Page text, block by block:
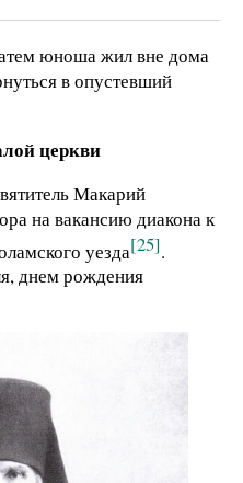
юноша жил вне дома
в опустевший
церкви
Макарий
на вакансию диакона к
уезда[25].
днем рождения